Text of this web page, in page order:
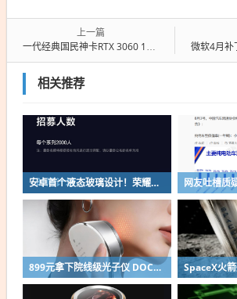
上一篇
一代经典国民神卡RTX 3060 12GB要复活！这价格诱人 微软4月补丁翻车！
相关推荐
安卓首个液态玻璃设计！荣耀MagicOS 11内测招募开启：17款机型首批升级
899元拿下院线级光子仪 DOCO童颜超光炮小米有品众筹上线